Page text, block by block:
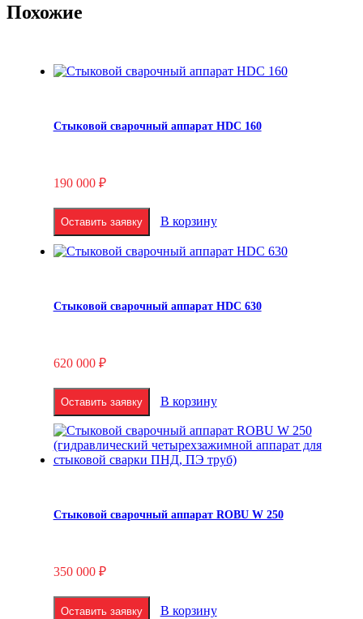
Похожие
Стыковой сварочный аппарат HDC 160
190 000 ₽
Оставить заявку В корзину
Стыковой сварочный аппарат HDC 630
620 000 ₽
Оставить заявку В корзину
Стыковой сварочный аппарат ROBU W 250
350 000 ₽
Оставить заявку В корзину